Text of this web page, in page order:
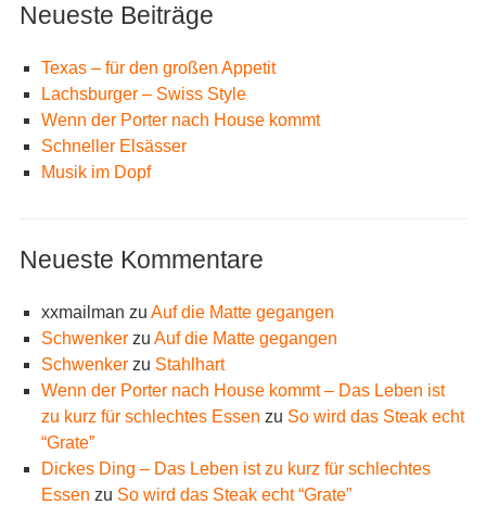
Neueste Beiträge
Texas – für den großen Appetit
Lachsburger – Swiss Style
Wenn der Porter nach House kommt
Schneller Elsässer
Musik im Dopf
Neueste Kommentare
xxmailman zu Auf die Matte gegangen
Schwenkerzu Auf die Matte gegangen
Schwenkerzu Stahlhart
Wenn der Porter nach House kommt – Das Leben ist
zu kurz für schlechtes Essen zu So wird das Steak echt
“Grate”
Dickes Ding – Das Leben ist zu kurz für schlechtes
Essen zu So wird das Steak echt “Grate”